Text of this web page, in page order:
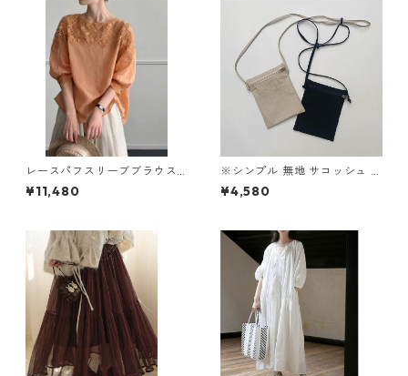
レースパフスリーブブラウス2
col H 260123
¥11,480
※シンプル 無地 サコッシュ 2
col W BA023
¥4,580